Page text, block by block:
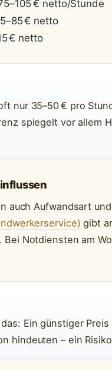
€ netto/Stunde
€ netto
€ netto
nur 35–50 € pro
spiegelt vor allem
auch Aufwandsart
gibt
Notdiensten am
Ein günstiger
hindeuten – ein